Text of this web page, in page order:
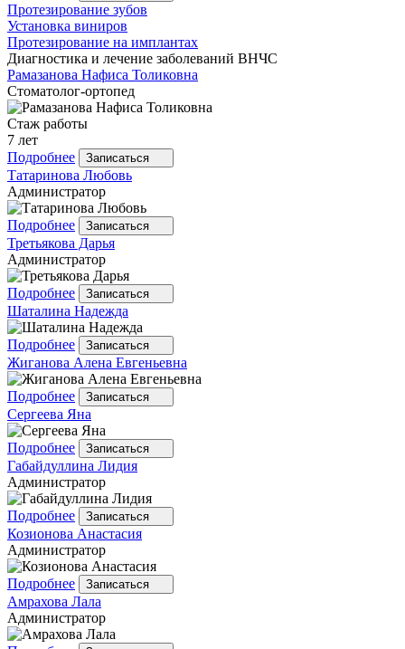
Протезирование зубов
Установка виниров
Протезирование на имплантах
Диагностика и лечение заболеваний ВНЧС
Рамазанова Нафиса Толиковна
Стоматолог-ортопед
Стаж работы
7 лет
Подробнее
Записаться
Татаринова Любовь
Администратор
Подробнее Записаться
Третьякова Дарья
Администратор
Подробнее Записаться
Шаталина Надежда
Подробнее Записаться
Жиганова Алена Евгеньевна
Подробнее Записаться
Сергеева Яна
Подробнее Записаться
Габайдуллина Лидия
Администратор
Подробнее Записаться
Козионова Анастасия
Администратор
Подробнее Записаться
Амрахова Лала
Администратор